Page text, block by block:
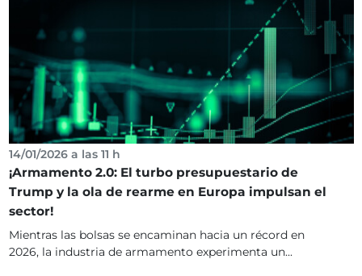
14/01/2026 a las 11 h
¡Armamento 2.0: El turbo presupuestario de
Trump y la ola de rearme en Europa impulsan el
sector!
Mientras las bolsas se encaminan hacia un récord en
2026, la industria de armamento experimenta un...